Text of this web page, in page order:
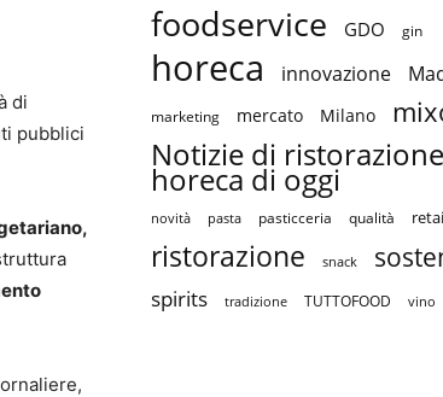
di
pubblici
foodservice GDO gin
horeca innovazione
marketing mercato Milano
Notizie di
horeca di oggi
novità pasta pasticceria qualità
ristorazione snack
spirits tradizione TUTTOFOOD vino